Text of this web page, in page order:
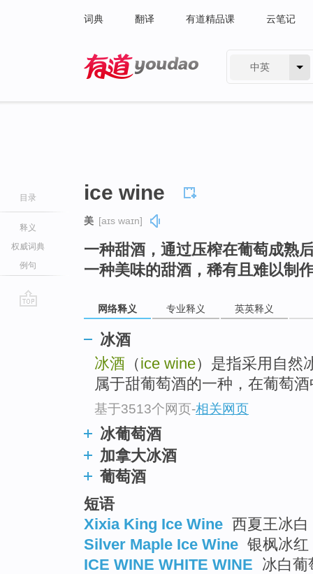
词典 翻译 有道精品课 云笔记
中英
目录
释义
权威词典
例句
ice wine
美 [aɪs waɪn]
一种甜酒，通过压榨在葡萄成熟
一种美味的甜酒，稀有且难以制
网络释义 专业释义 英英释义
冰酒
冰酒 （ice wine）是指采用自然
属于甜葡萄酒的一种，在葡萄
基于3513个网页-相关网页
冰葡萄酒
加拿大冰酒
葡萄酒
短语
Xixia King Ice Wine 西夏王冰白
Silver Maple Ice Wine 银枫冰
ICE WINE WHITE WINE 冰白葡